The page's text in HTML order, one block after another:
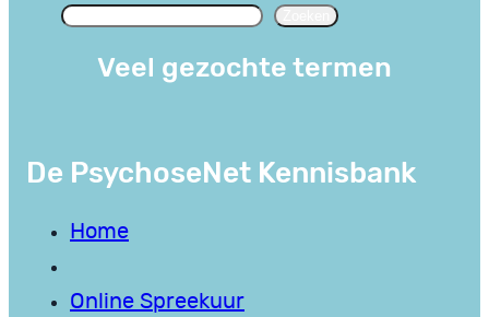
Veel gezochte termen
De PsychoseNet Kennisbank
Home
Online Spreekuur